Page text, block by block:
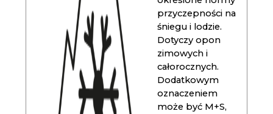
przyczepności na
śniegu i lodzie.
Dotyczy opon
zimowych i
całorocznych.
Dodatkowym
oznaczeniem
może być M+S,